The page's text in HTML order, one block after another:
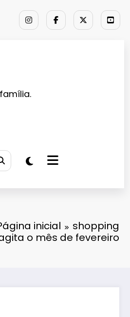
inicial
shopping
o mês de fevereiro